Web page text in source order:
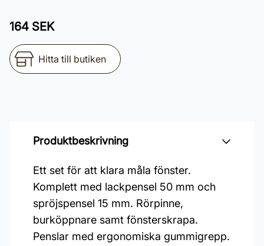
164 SEK
Hitta till butiken
Produktbeskrivning
Ett set för att klara måla fönster.
Komplett med lackpensel 50 mm och
spröjspensel 15 mm. Rörpinne,
burköppnare samt fönsterskrapa.
Penslar med ergonomiska gummigrepp.